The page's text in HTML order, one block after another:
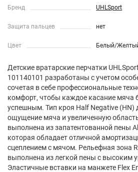
Бренд UHLSport
Защита пальцев нет
Цвет Белый/
Детские вратарские перчатки
101140101 разработаны с учетом
сочетая в себе профессиональные
комфорт, чтобы каждое касание мяча
успешным. Тип кроя Half Negative (HN)
ощущение мяча и увеличенную
выполнена из запатентованной пены
которая обладает отличной
сцеплением с мячом. Рельефная зона
выполнена из легкой пены с высоким
Эластичные вставки на манжете Flex